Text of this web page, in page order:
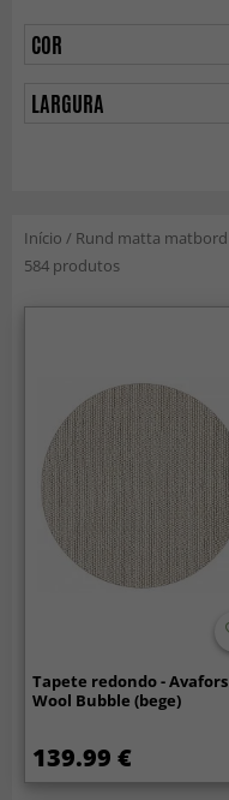
COR
LARGURA
Início / Rund matta matbord
584 produtos
Tapete redondo - Avafors
Wool Bubble (bege)
139.99 €